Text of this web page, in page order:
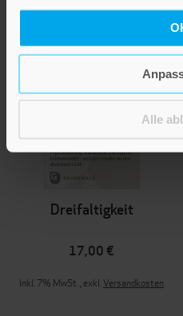
Alle
Dreifaltigkeit
17,00 €
Inkl. 7% MwSt.,exkl.Versandkosten